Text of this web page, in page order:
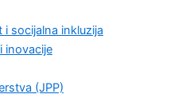
socijalna inkluzija
inovacije
(JPP)